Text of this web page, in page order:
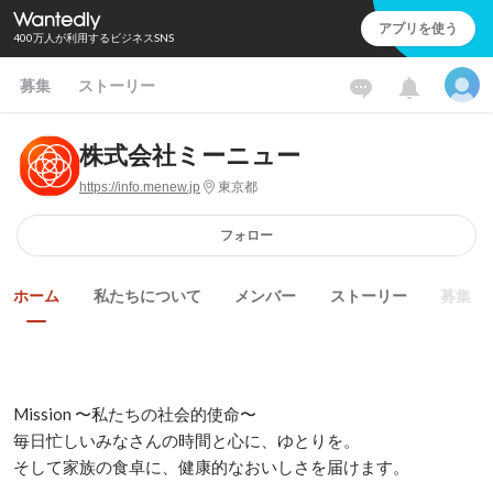
400万人が利用するビジネスSNS アプリを使う
募集 ストーリー
株式会社ミーニュー
https://info.menew.jp 東京都
フォロー
ホーム 私たちについて メンバー ストーリー 募集
Mission 〜私たちの社会的使命〜
毎日忙しいみなさんの時間と心に、ゆとりを。
そして家族の食卓に、健康的なおいしさを届けます。